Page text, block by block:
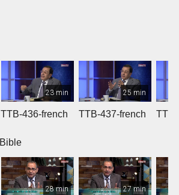
23 min
TTB-436-french
25 min
TTB-437-french
28 min 27 min